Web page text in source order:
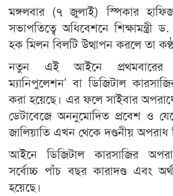
মঙ্গলবার (৭ জুলাই) স্পিকার
সভাপতিত্বে অধিবেশনে
হক মিলন বিলটি উত্থাপন করলে তা
নতুন এই আইনে প্রথমবারের
ম্যানিপুলেশন’ বা ডিজিটাল
করা হয়েছে। এর ফলে সাইবার
ডেটাবেজে অননুমোদিত প্রবেশ ও
জালিয়াতি এখন থেকে দণ্ডনীয় অপরাধ
আইনে ডিজিটাল কারসাজির
সর্বোচ্চ পাঁচ বছর কারাদণ্ড এবং
হয়েছে।